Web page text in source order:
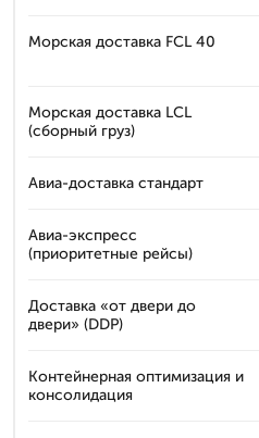
Морская доставка FCL 40
Морская доставка LCL
(сборный груз)
Авиа-доставка стандарт
Авиа-экспресс
(приоритетные рейсы)
Доставка «от двери до
двери» (DDP)
Контейнерная оптимизация и
консолидация